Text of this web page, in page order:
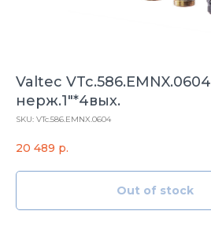
Valtec
нерж.1"*4вых.
SKU: VTc.586.EMNX.0604
20 489 р.
Out of stock